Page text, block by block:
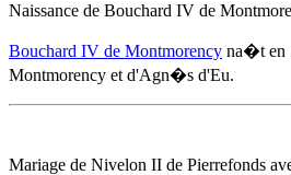
Naissance de Bouchard IV de
Bouchard IV de Montmorency na�t en
Montmorency et d'Agn�s d'Eu.
Mariage de Nivelon II de Pierrefonds